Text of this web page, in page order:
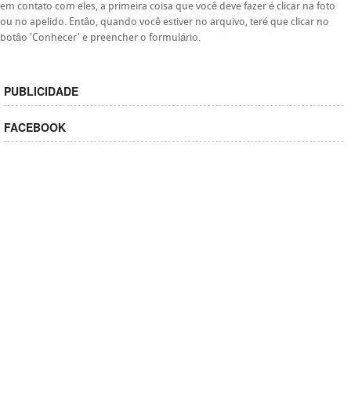
em contato com eles, a primeira coisa que você deve fazer é clicar na foto
ou no apelido. Entâo, quando você estiver no arquivo, teré que clicar no
botâo 'Conhecer' e preencher o formulário.
PUBLICIDADE
FACEBOOK